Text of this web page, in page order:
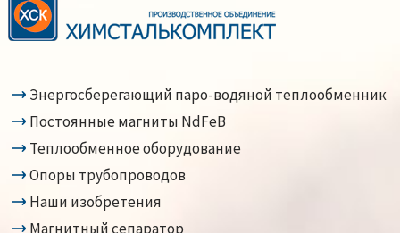
Энергосберегающий паро-водяной теплообменник
Постоянные магниты NdFeB
Теплообменное оборудование
Опоры трубопроводов
Наши изобретения
Магнитный сепаратор